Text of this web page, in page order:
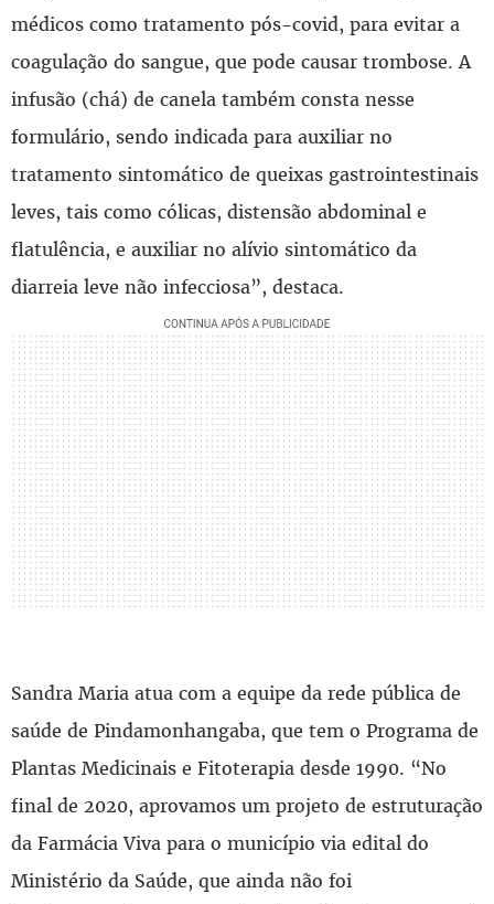
médicos como tratamento pós-covid, para evitar a
coagulação do sangue, que pode causar trombose. A
infusão (chá) de canela também consta nesse
formulário, sendo indicada para auxiliar no
tratamento sintomático de queixas gastrointestinais
leves, tais como cólicas, distensão abdominal e
flatulência, e auxiliar no alívio sintomático da
diarreia leve não infecciosa”, destaca.
Sandra Maria atua com a equipe da rede pública de
saúde de Pindamonhangaba, que tem o Programa de
Plantas Medicinais e Fitoterapia desde 1990. “No
final de 2020, aprovamos um projeto de estruturação
da Farmácia Viva para o município via edital do
Ministério da Saúde, que ainda não foi